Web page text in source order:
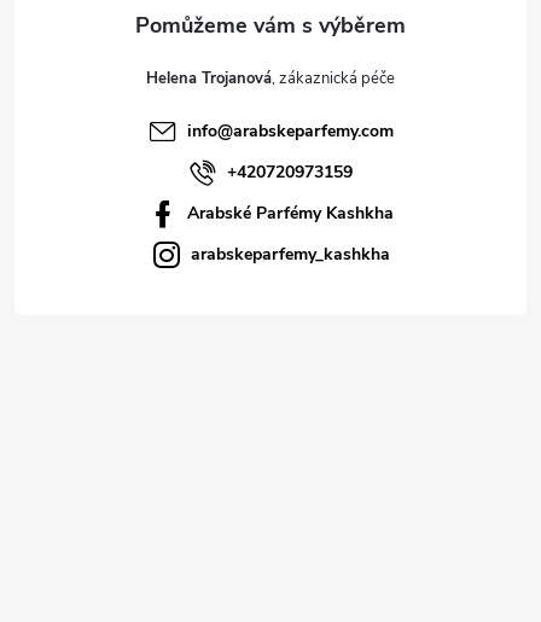
Helena Trojanová
info@arabskeparfemy.com
+420720973159
Arabské Parfémy Kashkha
arabskeparfemy_kashkha